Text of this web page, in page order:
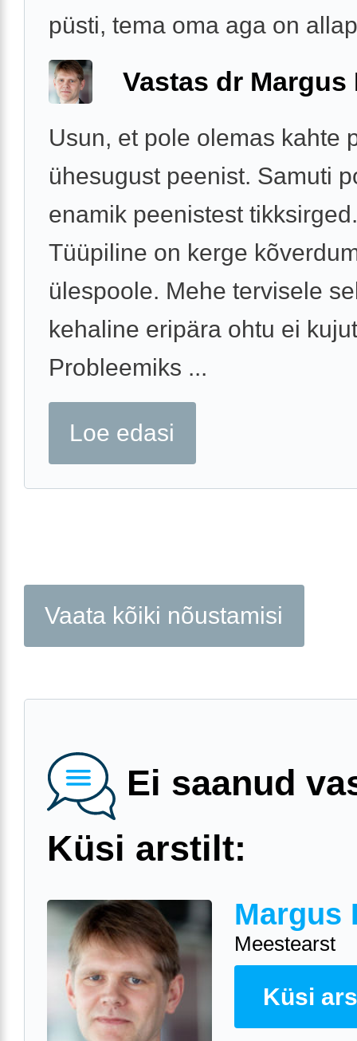
püsti, tema oma aga on
Vastas dr Margus
Usun, et pole olemas kahte
ühesugust peenist. Samuti
enamik peenistest tikksirged.
Tüüpiline on kerge
ülespoole. Mehe tervisele
kehaline eripära ohtu ei
Probleemiks ...
Loe edasi
Vaata kõiki nõustamisi
Ei saanud
Küsi arstilt:
Margus
Meestearst
Küsi